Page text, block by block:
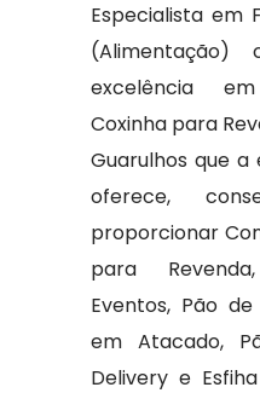
Especialista em
excelência
Coxinha para
Guarulhos que a
oferece,
proporcionar
para
Eventos, Pão
em Atacado,
Delivery e